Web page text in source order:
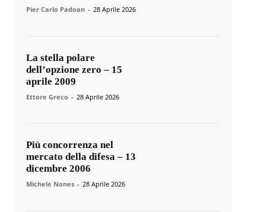
Pier Carlo Padoan - 28 Aprile 2026
La stella polare
dell’opzione zero – 15
aprile 2009
Ettore Greco - 28 Aprile 2026
Più concorrenza nel
mercato della difesa – 13
dicembre 2006
Michele Nones - 28 Aprile 2026